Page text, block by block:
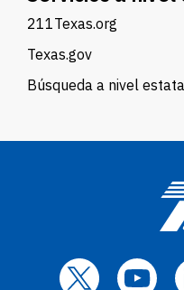
211Texas.org
Texas.gov
Búsqueda a nivel